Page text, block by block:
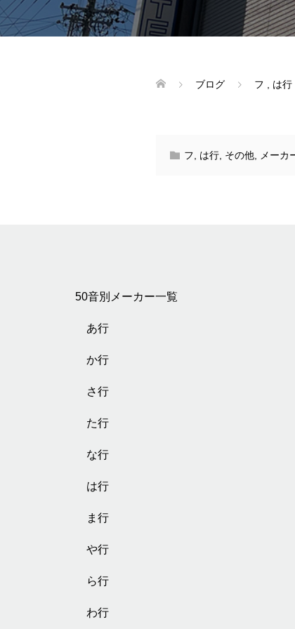
ブログ フ は行
フ は行 その他 メーカ
50音別メーカー一覧
あ行
か行
さ行
た行
な行
は行
ま行
や行
ら行
わ行